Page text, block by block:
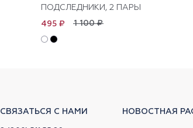
ПОДСЛЕДНИКИ, 2 ПАРЫ
1 100 ₽
495 ₽
СВЯЗАТЬСЯ С НАМИ НОВОСТНАЯ